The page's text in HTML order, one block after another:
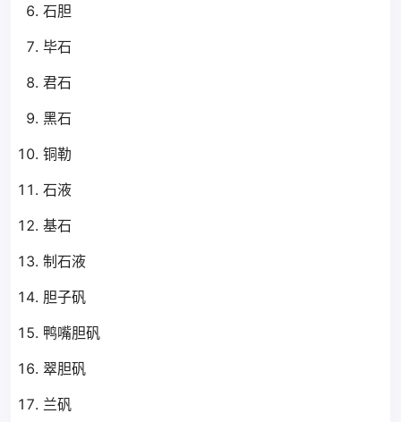
石胆
毕石
君石
黑石
铜勒
石液
基石
制石液
胆子矾
鸭嘴胆矾
翠胆矾
兰矾